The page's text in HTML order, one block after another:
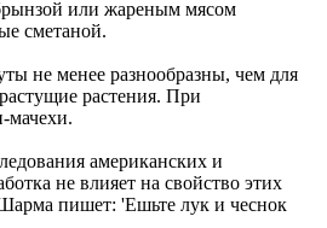
или жареным мясом
сметаной.
не менее разнообразны, чем для
растения. При
мачехи.
американских и
не влияет на свойство этих
пишет: 'Ешьте лук и чеснок